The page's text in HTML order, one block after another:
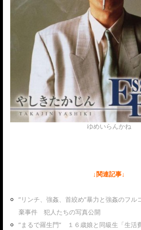
ゆめいらんかね
↓関連記事↓
”リンチ、強姦、首絞め”暴力と強姦のフ
棄事件 犯人たちの写真公開
”まるで羅生門” １６歳娘と同級生「生